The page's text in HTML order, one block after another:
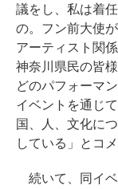
議をし、私は着
の。フン前大使
アーティスト関
神奈川県民の皆
どのパフォーマ
イベントを通じ
国、人、文化に
している」とコ
続いて、同イベ